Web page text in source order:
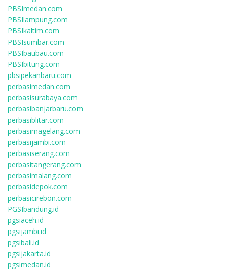
PBSImedan.com
PBSIlampung.com
PBSIkaltim.com
PBSIsumbar.com
PBSIbaubau.com
PBSIbitung.com
pbsipekanbaru.com
perbasimedan.com
perbasisurabaya.com
perbasibanjarbaru.com
perbasiblitar.com
perbasimagelang.com
perbasijambi.com
perbasiserang.com
perbasitangerang.com
perbasimalang.com
perbasidepok.com
perbasicirebon.com
PGSIbandung.id
pgsiaceh.id
pgsijambi.id
pgsibali.id
pgsijakarta.id
pgsimedan.id